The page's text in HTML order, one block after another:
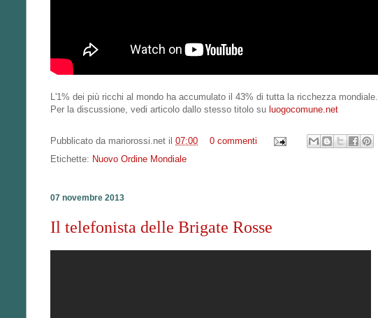
L'1% dei più ricchi al mondo ha accumulato il 43% di tutta la ricchezza mondiale.
Per la discussione, vedi articolo dallo stesso titolo su luogocomune.net
Pubblicato da mariorossi.net il 07:00
0 commenti
Etichette: Nuovo Ordine Mondiale
07 novembre 2013
Il telefonista delle Brigate Rosse